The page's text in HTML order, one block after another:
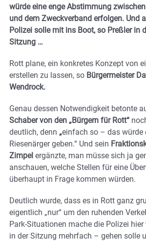
würde eine enge Abstimmung
und dem Zweckverband erfolgen. Und
Polizei solle mit ins Boot, so Preßler in
Sitzung …
Rott plane, ein konkretes Konzept von
erstellen zu lassen, so Bürgermeister
Wendrock.
Genau dessen Notwendigkeit betonte
Schaber von den „Bürgern für Rott“
deutlich, denn „einfach so – das würde
Riesenärger geben.“ Und sein
Zimpel ergänzte, man müsse sich ja
anschauen, welche Stellen für eine
überhaupt in Frage kommen würden.
Deutlich wurde, dass es in Rott ganz
eigentlich „nur“ um den ruhenden
Park-Situationen mache die Polizei hier
in der Sitzung mehrfach – gehen solle